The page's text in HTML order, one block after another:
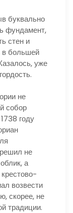
буквально
фундамент,
стен и
в большей
уже
не
собор
году
не
а
возвести
скорее, не
традиции.